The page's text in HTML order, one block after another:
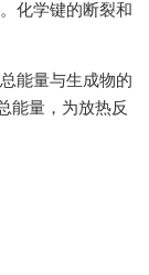
化学键的断裂和
能量与生成物的
能量，为放热反